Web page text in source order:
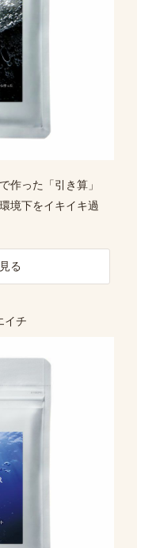
作った「引き算」
境下をイキイキ過
る
イチ